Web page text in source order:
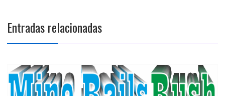
Entradas relacionadas